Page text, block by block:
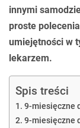
innymi
proste
umiejętności w
lekarzem.
Spis treści
9-miesięczne
9-miesięczne